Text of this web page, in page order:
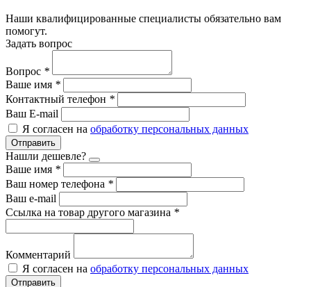
Наши квалифицированные специалисты обязательно вам
помогут.
Задать вопрос
Вопрос *
Ваше имя *
Контактный телефон *
Ваш E-mail
Я согласен на обработку персональных данных
Отправить
Нашли дешевле?
Ваше имя *
Ваш номер телефона *
Ваш e-mail
Ссылка на товар другого магазина *
Комментарий
Я согласен на обработку персональных данных
Отправить